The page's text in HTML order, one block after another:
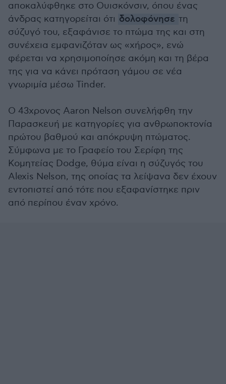
αποκαλύφθηκε στο Ουισκόνσιν, όπου ένας
άνδρας κατηγορείται ότι δολοφόνησε τη
σύζυγό του, εξαφάνισε το πτώμα της και στη
συνέχεια εμφανιζόταν ως «χήρος», ενώ
φέρεται να χρησιμοποίησε ακόμη και τη βέρα
της για να κάνει πρόταση γάμου σε νέα
γνωριμία μέσω Tinder.
Ο 43χρονος Aaron Nelson συνελήφθη την
Παρασκευή με κατηγορίες για ανθρωποκτονία
πρώτου βαθμού και απόκρυψη πτώματος.
Σύμφωνα με το Γραφείο του Σερίφη της
Κομητείας Dodge, θύμα είναι η σύζυγός του
Alexis Nelson, της οποίας τα λείψανα δεν έχουν
εντοπιστεί από τότε που εξαφανίστηκε πριν
από περίπου έναν χρόνο.